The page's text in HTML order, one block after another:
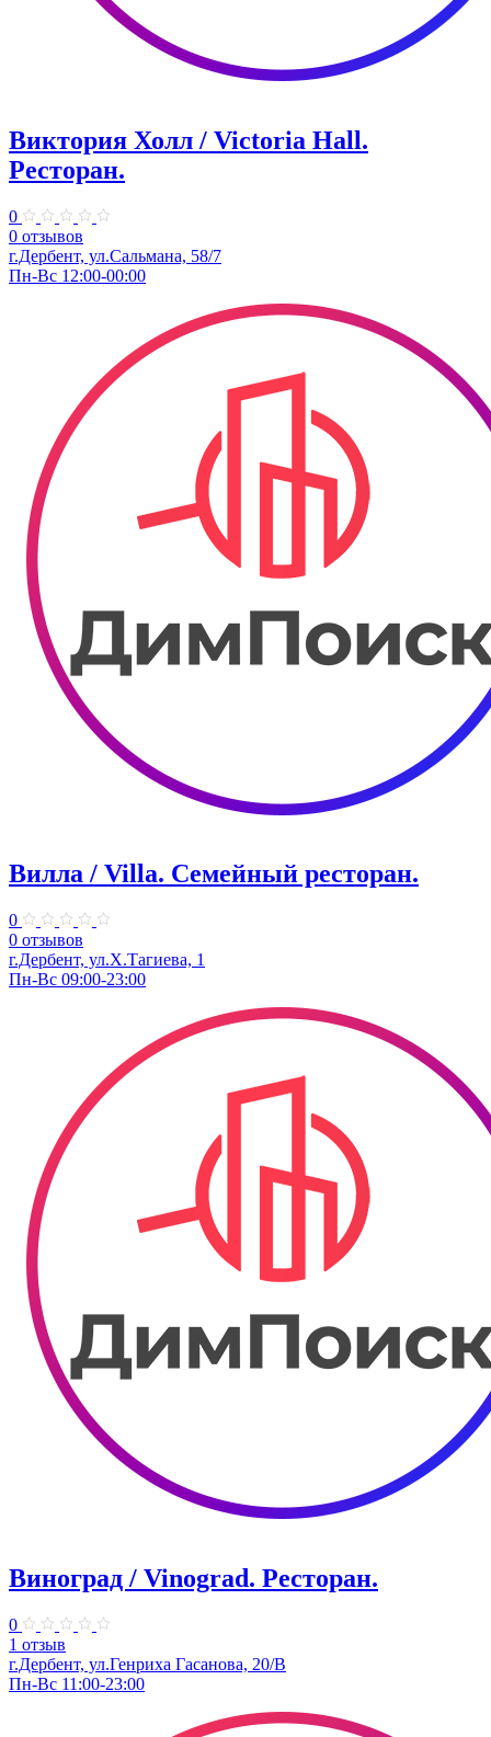
Виктория Холл / Victoria Hall.
Ресторан.
0
0 отзывов
г.Дербент, ул.Сальмана, 58/7
Пн-Вс 12:00-00:00
Вилла / Villa. Семейный ресторан.
0
0 отзывов
г.Дербент, ул.Х.Тагиева, 1
Пн-Вс 09:00-23:00
Виноград / Vinograd. Ресторан.
0
1 отзыв
г.Дербент, ​ул.Генриха Гасанова, 20/В
Пн-Вс 11:00-23:00